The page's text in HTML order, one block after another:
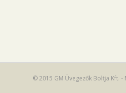
© 2015 GM Üvegezők Boltja Kft.